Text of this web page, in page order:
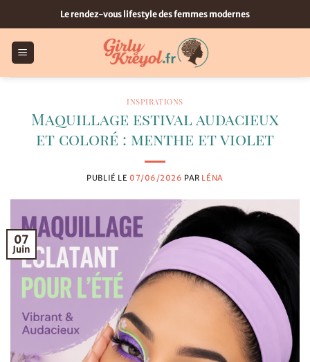
au
contenu
Le rendez-vous lifestyle des femmes modernes
INSPIRATIONS
Maquillage estival audacieux
et coloré : menthe et violet
PUBLIÉ LE 07/06/2026 PAR LÉNA
07
Juin